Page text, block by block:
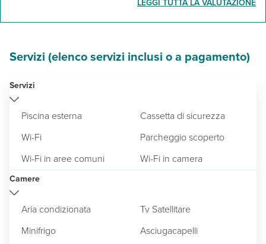
LEGGI TUTTA LA VALUTAZIONE
Servizi (elenco servizi inclusi o a pagamento)
Servizi
Piscina esterna
Cassetta di sicurezza
Wi-Fi
Parcheggio scoperto
Wi-Fi in aree comuni
Wi-Fi in camera
Camere
Aria condizionata
Tv Satellitare
Minifrigo
Asciugacapelli